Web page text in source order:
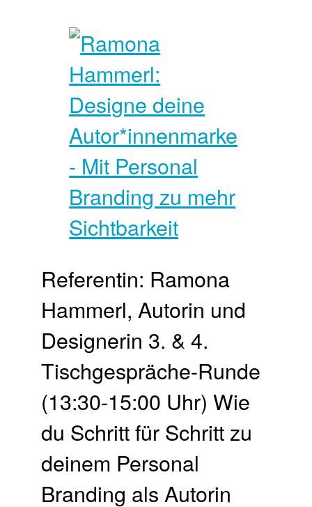
Referentin: Ramona
Hammerl, Autorin und
Designerin 3. & 4.
Tisch­gespräche-Runde
(13:30-15:00 Uhr) Wie
du Schritt für Schritt zu
deinem Personal
Branding als Autorin